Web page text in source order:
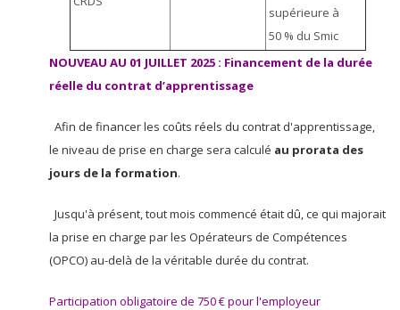
supérieure à
50 % du Smic
NOUVEAU AU 01 JUILLET 2025 : Financement de la durée
réelle du contrat d’apprentissage
Afin de financer les coûts réels du contrat d'apprentissage,
le niveau de prise en charge sera calculé au prorata des
jours de la formation.
Jusqu'à présent, tout mois commencé était dû, ce qui majorait
la prise en charge par les Opérateurs de Compétences
(OPCO) au-delà de la véritable durée du contrat.
Participation obligatoire de 750 € pour l'employeur